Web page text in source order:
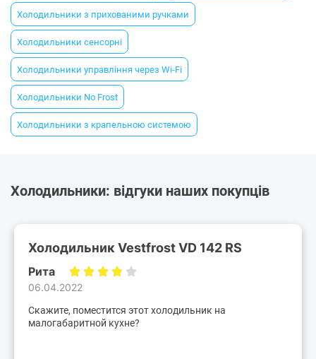
Холодильники з прихованими ручками
Холодильники сенсорні
Холодильники управління через Wi-Fi
Холодильники No Frost
Холодильники з крапельною системою
Холодильники: відгуки наших покупців
Холодильник Vestfrost VD 142 RS
Рита
06.04.2022
Скажите, поместится этот холодильник на
малогабаритной кухне?